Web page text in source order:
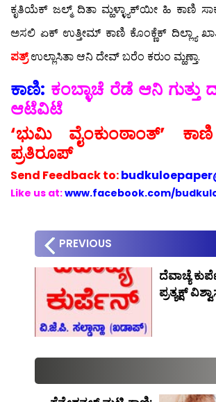
ಕೃತಿಯೆಕ್ ಜಲ್ಮ್ ದಿತಾ ಮ್ಹಳ್ಳ್ಯಾಕ್‍ಯೀ ಹಿ ಕಾಣಿ
ಅಸಲಿ ಏಕ್ ಉತ್ತೀಮ್ ಕಾಣಿ ಕೊಂಕ್ಣೆಕ್ ದಿಲ್ಲ್ಯಾ
ಪತ್ರ್ಉಲ್ಲಾಸಿತಾ ಆನಿ ದೇವ್ ಬರೆಂ ಕರುಂ ಮ್ಹಣ್ತಾ.
ಕಾಣಿ: ಕಂಬ್ಳಾಚೆ ರೆಡೆ ಆನಿ ಗುತ್ತು
ಆಟೆವಿಟೆ
‘ಭುಮಿ ವೈಂಕುಂಠಾಂತ್’
ಪ್ರತಿರೂಪ್
Send Feedback to:
Like us at:www.facebook.com/
PREVIOUS
ದೆವಾಚ್ಯೆ
ಪ್ರತ್ಯಕ್ಷ್